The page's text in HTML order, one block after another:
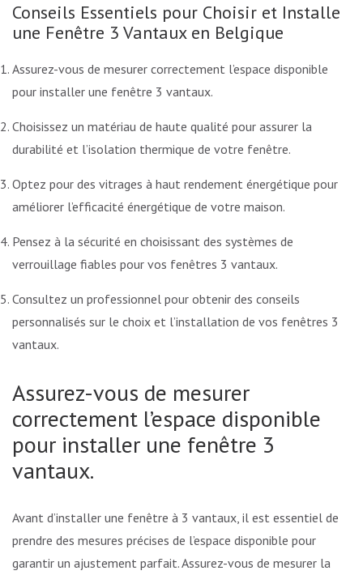
Conseils Essentiels pour Choisir et Installer
une Fenêtre 3 Vantaux en Belgique
Assurez-vous de mesurer correctement l’espace disponible
pour installer une fenêtre 3 vantaux.
Choisissez un matériau de haute qualité pour assurer la
durabilité et l’isolation thermique de votre fenêtre.
Optez pour des vitrages à haut rendement énergétique pour
améliorer l’efficacité énergétique de votre maison.
Pensez à la sécurité en choisissant des systèmes de
verrouillage fiables pour vos fenêtres 3 vantaux.
Consultez un professionnel pour obtenir des conseils
personnalisés sur le choix et l’installation de vos fenêtres 3
vantaux.
Assurez-vous de mesurer
correctement l’espace disponible
pour installer une fenêtre 3
vantaux.
Avant d’installer une fenêtre à 3 vantaux, il est essentiel de
prendre des mesures précises de l’espace disponible pour
garantir un ajustement parfait. Assurez-vous de mesurer la